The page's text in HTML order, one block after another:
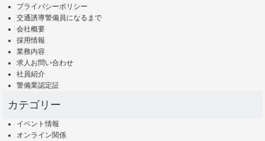
プライバシーポリシー
交通誘導警備員になるまで
会社概要
採用情報
業務内容
求人お問い合わせ
社員紹介
警備業認定証
カテゴリー
イベント情報
オンライン関係